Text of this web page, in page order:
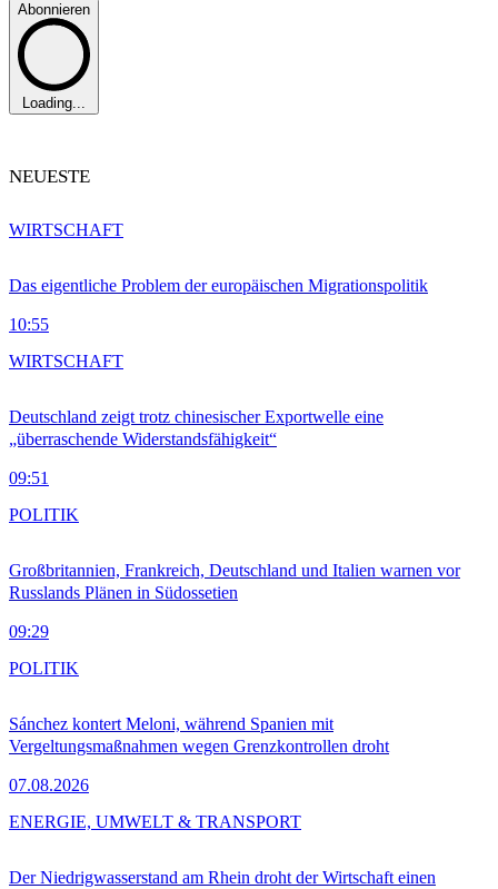
Abonnieren
Loading...
NEUESTE
Das eigentliche Problem der europäischen Migrationspolitik
10:55
WIRTSCHAFT
Deutschland zeigt trotz chinesischer Exportwelle eine
„überraschende Widerstandsfähigkeit“
09:51
WIRTSCHAFT
Großbritannien, Frankreich, Deutschland und Italien warnen vor
Russlands Plänen in Südossetien
09:29
POLITIK
Sánchez kontert Meloni, während Spanien mit
Vergeltungsmaßnahmen wegen Grenzkontrollen droht
07.08.2026
POLITIK
Der Niedrigwasserstand am Rhein droht der Wirtschaft einen
ENERGIE, UMWELT & TRANSPORT